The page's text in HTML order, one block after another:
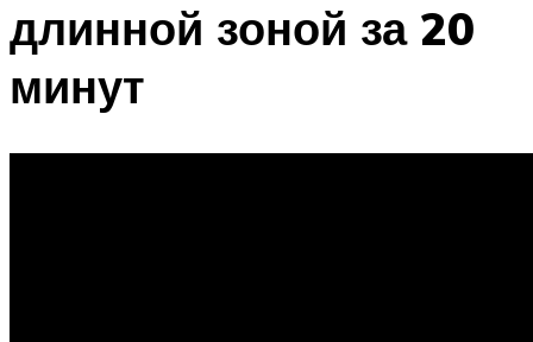
длинной зоной за 20
минут